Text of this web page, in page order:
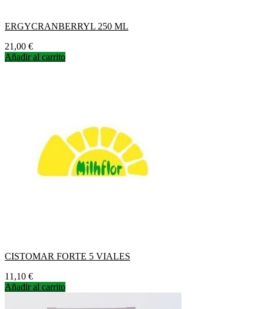
ERGYCRANBERRYL 250 ML
Precio
21,00 €
Añadir al carrito
CISTOMAR FORTE 5 VIALES
Precio
11,10 €
Añadir al carrito